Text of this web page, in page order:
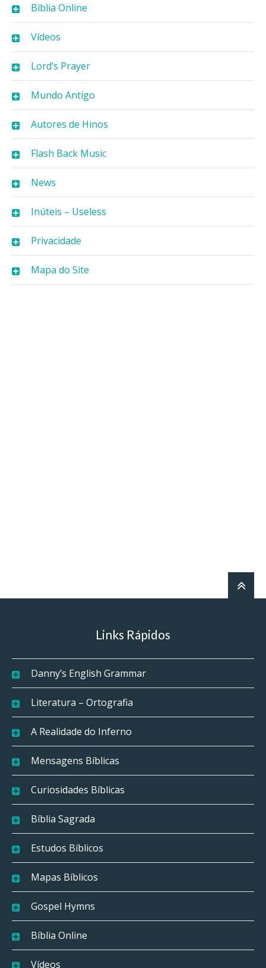
Bíblia Online
Vídeos
Lord’s Prayer
Mundo Antigo
Autores de Hinos
Flash Back Music
News
Inúteis – Useless
Privacidade
Mapa do Site
Links Rápidos
Danny’s English Grammar
Literatura – Ortografia
A Realidade do Inferno
Mensagens Bíblicas
Curiosidades Bíblicas
Bíblia Sagrada
Estudos Bíblicos
Mapas Bíblicos
Gospel Hymns
Bíblia Online
Vídeos